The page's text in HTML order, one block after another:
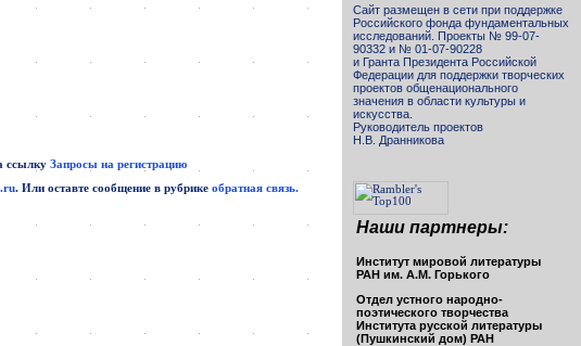
ссылку Запросы на регистрацию
. Или оставте сообщение в рубрике обратная связь.
Сайт размещен в сети при поддержке
Российского фонда фундаментальных
исследований. Проекты № 99-07-
90332 и № 01-07-90228
и Гранта Президента Российской
Федерации для поддержки творческих
проектов общенационального
значения в области культуры и
искусства.
Руководитель проектов
Н.В. Дранникова
Наши партнеры:
Институт мировой литературы
РАН им. А.М. Горького
Отдел устного народно-
поэтического творчества
Института русской литературы
(Пушкинский дом) РАН